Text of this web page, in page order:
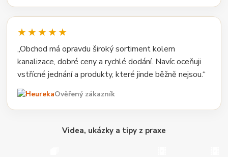
★★★★★
„Obchod má opravdu široký sortiment kolem
kanalizace, dobré ceny a rychlé dodání. Navíc oceňuji
vstřícné jednání a produkty, které jinde běžně nejsou.“
Ověřený zákazník
Videa, ukázky a tipy z praxe